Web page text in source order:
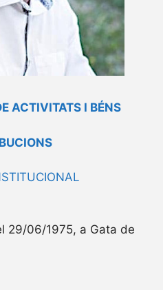
ACTIVITATS I BÉNS
29/06/1975, a Gata de